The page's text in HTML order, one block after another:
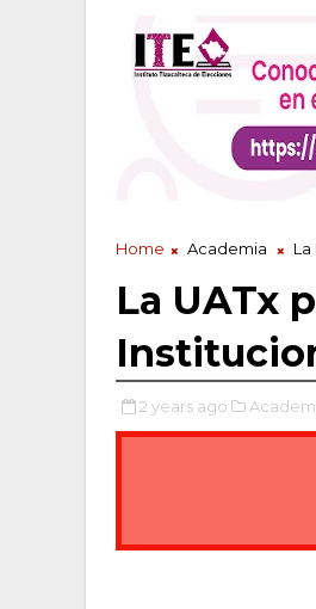
Home Academia
La UATx
2 years ago